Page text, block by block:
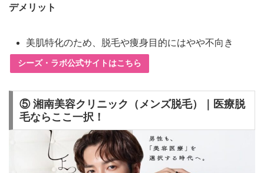
デメリット
美肌特化のため、脱毛や痩身目的にはやや不向き
シーズ・ラボ公式サイトはこちら
⑤ 湘南美容クリニック（メンズ脱毛）｜医療脱
毛ならここ一択！